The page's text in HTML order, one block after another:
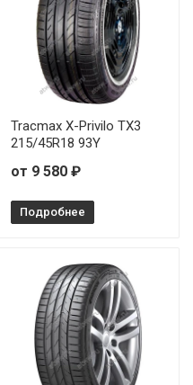
Tracmax X-Privilo TX3
215/45R18 93Y
от 9 580 ₽
Подробнее